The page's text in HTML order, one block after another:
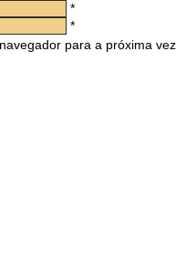
*
*
para a próxima